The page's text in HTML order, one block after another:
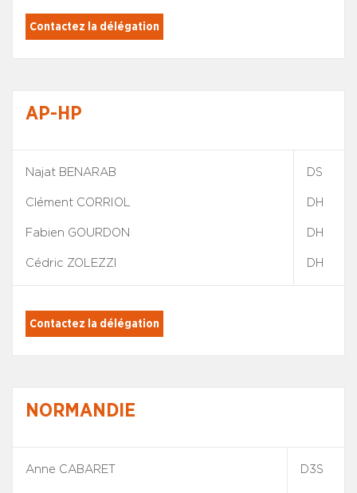
Contactez la délégation
AP-HP
Najat BENARAB
Clément CORRIOL
Fabien GOURDON
Cédric ZOLEZZI
DS
DH
DH
DH
Contactez la délégation
NORMANDIE
Anne CABARET D3S